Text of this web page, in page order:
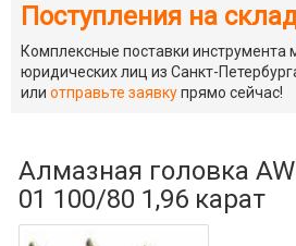
Поступления на
Комплексные поставки
юридических лиц из Санкт-
или отправьте заявкупрямо сейчас!
Алмазная головка
01 100/80 1,96 карат